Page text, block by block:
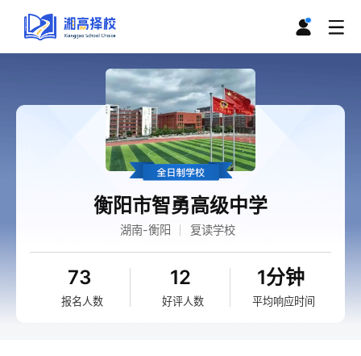
衡阳市智勇高级中学
湖南-衡阳 复读学校
73
报名人数
12
好评人数
1分钟
平均响应时间